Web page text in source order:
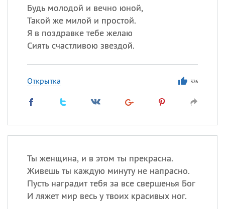
Будь молодой и вечно юной,
Такой же милой и простой.
Я в поздравке тебе желаю
Сиять счастливою звездой.
Открытка 326
Ты женщина, и в этом ты прекрасна.
Живешь ты каждую минуту не напрасно.
Пусть наградит тебя за все свершенья Бог
И ляжет мир весь у твоих красивых ног.